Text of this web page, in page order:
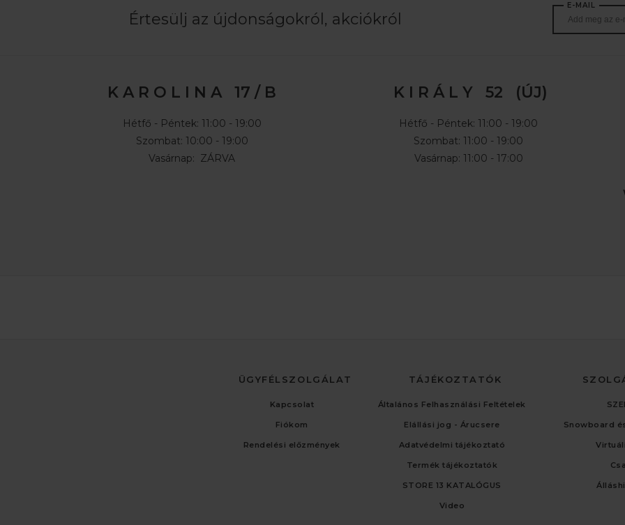
Értesülj az újdonságokról, akciókról
E-MAIL
K A R O L I N A 17 / B
Hétfő - Péntek: 11:00 - 19:00
Szombat: 10:00 - 19:00
Vasárnap: ZÁRVA
K I R Á L Y 52 (ÚJ)
Hétfő - Péntek: 11:00 - 19:00
Szombat: 11:00 - 19:00
Vasárnap: 11:00 - 17:00
ÜGYFÉLSZOLGÁLAT
Kapcsolat
Fiókom
Rendelési előzmények
TÁJÉKOZTATÓK
Általános Felhasználási Feltételek
Elállási jog - Árucsere
Adatvédelmi tájékoztató
Termék tájékoztatók
STORE 13 KATALÓGUS
Video
Snowboard